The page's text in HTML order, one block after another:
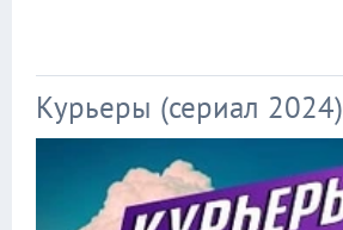
Курьеры (сериал 2024)